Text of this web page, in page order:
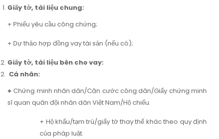
Giấy tờ, tài liệu chung:
+ Phiếu yêu cầu công chứng;
+ Dự thảo hợp đồng vay tài sản (nếu có);
Giấy tờ, tài liệu bên cho vay:
Cá nhân:
+Chứng minh nhân dân/Căn cước công dân/Giấy chứng minh
sĩ quan quân đội nhân dân Việt Nam/Hộ chiếu.
+ Hộ khẩu/tạm trú/giấy tờ thay thế khác theo quy định
của pháp luật.